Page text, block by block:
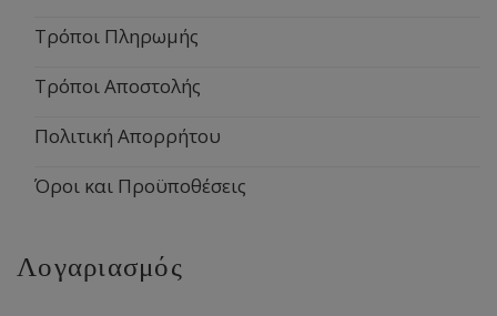
Τρόποι Πληρωμής
Τρόποι Αποστολής
Πολιτική Απορρήτου
Όροι και Προϋποθέσεις
Λογαριασμός